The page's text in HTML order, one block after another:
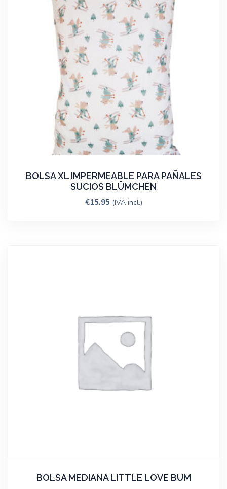
BOLSA XL IMPERMEABLE PARA PAÑALES
SUCIOS BLÜMCHEN
€15.95 (IVA incl.)
BOLSA MEDIANA LITTLE LOVE BUM